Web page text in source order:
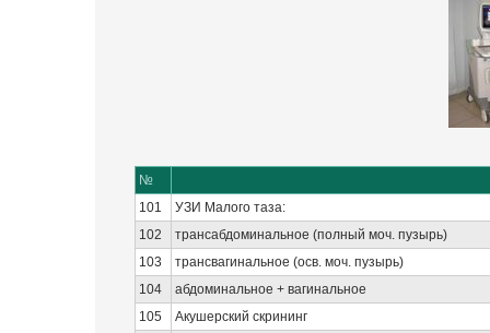
№
101
УЗИ Малого таза:
102
трансабдоминальное (полный моч. пузырь)
103
трансвагинальное (осв. моч. пузырь)
104
абдоминальное + вагинальное
105
Акушерский скрининг